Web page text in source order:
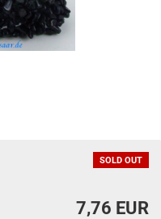
SOLD OUT
7,76 EUR